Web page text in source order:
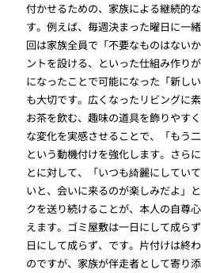
付かせるための、家族による継続的
す。例えば、毎週決まった曜日に一
回は家族全員で「不要なものはない
ントを設ける、といった仕組み作り
になったことで可能になった「新し
も大切です。広くなったリビングに
お茶を飲む、趣味の道具を飾りやす
な変化を実感させることで、「もう
という動機付けを強化します。さら
とに対して、「いつも綺麗にしてい
いと、会いに来るのが楽しみだよ」
クを送り続けることが、本人の自尊
えます。ゴミ屋敷は一日にして成ら
日にして成らず、です。片付けは終
のですが、家族が伴走者として寄り